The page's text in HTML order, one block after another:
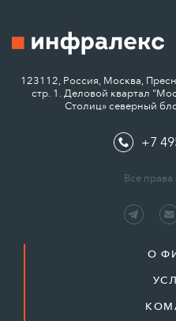
123112, Россия, Москва,
стр. 1. Деловой квартал
Столиц» северный
+7
Все
О